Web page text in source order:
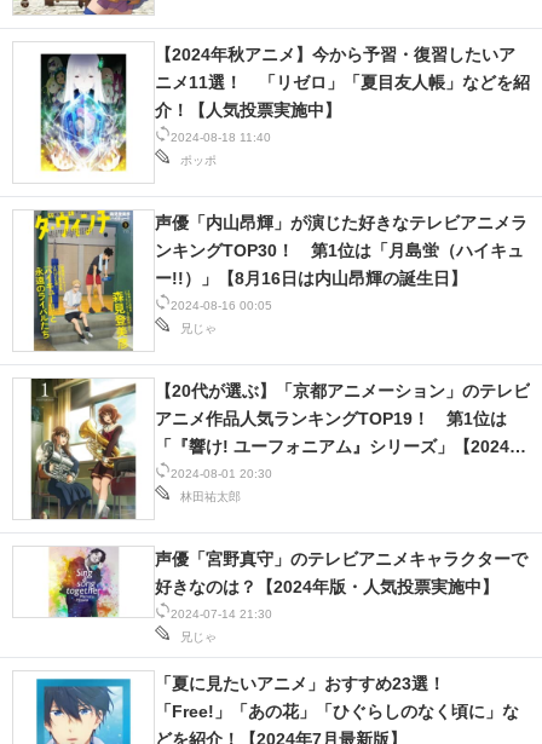
2024-08-18 11:40
ポッポ
【2024年秋アニメ】今から予習・復習したいア
ニメ11選！ 「リゼロ」「夏目友人帳」などを紹
介！【人気投票実施中】
2024-08-16 00:05
兄じゃ
声優「内山昂輝」が演じた好きなテレビアニメラ
ンキングTOP30！ 第1位は「月島蛍（ハイキュ
ー!!）」【8月16日は内山昂輝の誕生日】
2024-08-01 20:30
林田祐太郎
【20代が選ぶ】「京都アニメーション」のテレビ
アニメ作品人気ランキングTOP19！ 第1位は
「『響け! ユーフォニアム』シリーズ」【2024年
最新投票結果】
2024-07-14 21:30
兄じゃ
声優「宮野真守」のテレビアニメキャラクターで
好きなのは？【2024年版・人気投票実施中】
「夏に見たいアニメ」おすすめ23選！
「Free!」「あの花」「ひぐらしのなく頃に」な
どを紹介！【2024年7月最新版】